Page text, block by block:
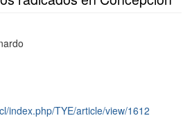
index.php/TYE/article/view/1612